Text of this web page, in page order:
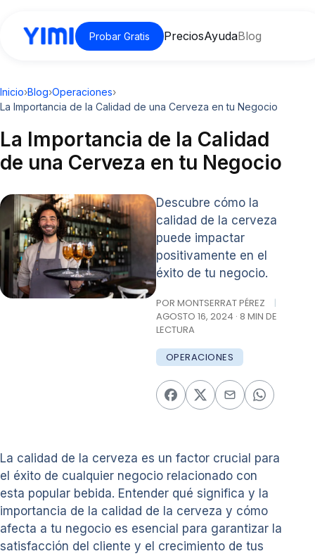
Probar Gratis PreciosAyudaBlog
Inicio›Blog›Operaciones›
La Importancia de la Calidad de una Cerveza en tu Negocio
La Importancia de la Calidad
de una Cerveza en tu Negocio
Descubre cómo la
calidad de la cerveza
puede impactar
positivamente en el
éxito de tu negocio.
POR MONTSERRAT PÉREZ
|
AGOSTO 16, 2024 · 8 MIN DE
LECTURA
OPERACIONES
La calidad de la cerveza es un factor crucial para
el éxito de cualquier negocio relacionado con
esta popular bebida. Entender qué significa y la
importancia de la calidad de la cerveza y cómo
afecta a tu negocio es esencial para garantizar la
satisfacción del cliente y el crecimiento de tus